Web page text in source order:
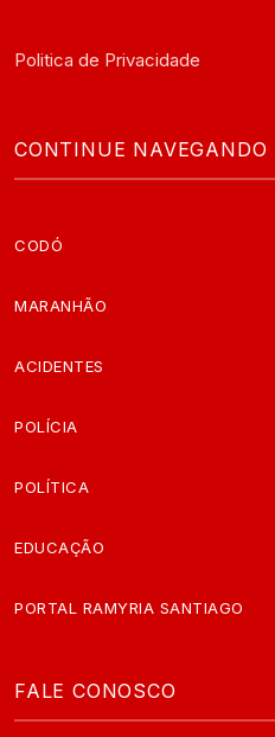
Politica de Privacidade
CONTINUE NAVEGANDO
CODÓ
MARANHÃO
ACIDENTES
POLÍCIA
POLÍTICA
EDUCAÇÃO
PORTAL RAMYRIA SANTIAGO
FALE CONOSCO